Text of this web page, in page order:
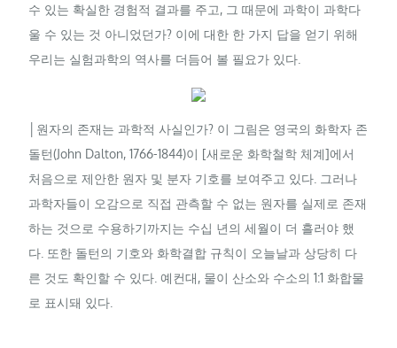
수 있는 확실한 경험적 결과를 주고, 그 때문에 과학이 과학다
울 수 있는 것 아니었던가? 이에 대한 한 가지 답을 얻기 위해
우리는 실험과학의 역사를 더듬어 볼 필요가 있다.
│원자의 존재는 과학적 사실인가? 이 그림은 영국의 화학자 존
돌턴(John Dalton, 1766-1844)이 [새로운 화학철학 체계]에서
처음으로 제안한 원자 및 분자 기호를 보여주고 있다. 그러나
과학자들이 오감으로 직접 관측할 수 없는 원자를 실제로 존재
하는 것으로 수용하기까지는 수십 년의 세월이 더 흘러야 했
다. 또한 돌턴의 기호와 화학결합 규칙이 오늘날과 상당히 다
른 것도 확인할 수 있다. 예컨대, 물이 산소와 수소의 1:1 화합물
로 표시돼 있다.